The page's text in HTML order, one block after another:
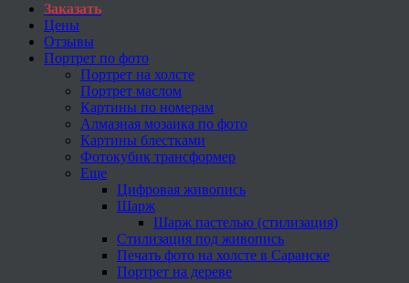
Заказать
Цены
Отзывы
Портрет по фото
Портрет на холсте
Портрет маслом
Картины по номерам
Алмазная мозаика по фото
Картины блестками
Фотокубик трансформер
Еще
Цифровая живопись
Шарж
Шарж пастелью (стилизация)
Стилизация под живопись
Печать фото на холсте в Саранске
Портрет на дереве